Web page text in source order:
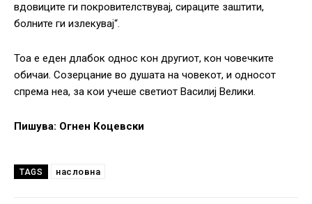
вдовиците ги покровителствувај, сираците заштити,
болните ги излекувај“.
Тоа е еден длабок однос кон другиот, кон човечките
обичаи. Созерцание во душата на човекот, и односот
спрема неа, за кои учеше светиот Василиј Велики.
Пишува: Огнен Коцевски
TAGS насловна